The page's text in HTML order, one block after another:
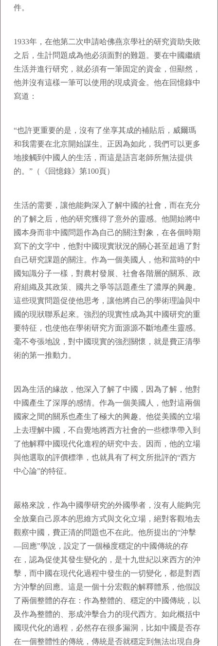
件。
1933年，在他第二次申請哈佛燕京學社的研究資助失敗
之后，生計問題成為他必須面對的難題。要在中國繼續
生活并進行研究，就必須有一筆固定的資金，但顯然，
他并沒有這樣一筆可以使用的現成資金。他在回憶錄中
寫道：
“也許更重要的是，沒有了坐享其成的補貼后，威爾瑪
和我需要在北京開始謀生。正因為如此，我們可以更多
地接觸到中國人的生活，而這是語言老師所無法提供
的。”（《回憶錄》第100頁）
生活的需要，讓他能夠深入了解中國的社會，而在充分
的了解之后，他的研究獲得了意外的靈感。他開始將中
國本身而非中國問題作為自己的關注對象，在各個時期
寫下的文字中，他對中國現實狀況的關心甚至超過了對
自己研究課題的關注。作為一個美國人，他和當時的中
國知識分子一樣，對農村發展、社會各階層的關系、政
府組織及其政策、國共之爭等話題產生了濃厚的興趣。
這些現實問題促使他思考，讓他將自己的學術理論與中
國的現狀聯系起來。強烈的現實性成為其中國研究的重
要特征，也使他在學術研究方面源源不斷地產生靈感。
毫不夸張地說，對中國現實的強烈關懷，就是費正清學
術的第一推動力。
因為生活的緣故，他深入了解了中國，因為了解，他對
中國產生了深厚的感情。作為一個美國人，他對這兩個
國家之間的關系也產生了極大的興趣。他從美國的立場
上去理解中國，不自覺地將西方社會的一些標準帶入到
了他解釋中國現代化進程的研究中去。因而，他的立場
與他選取的評價標準，也就具有了柯文所批評的“西方
中心論”的特征。
嚴格來說，作為中國學研究的外國學者，沒有人能夠完
全放棄自己原本的思維方式與文化立場，絕對客觀地去
觀察中國，費正清的問題也不在此。他所提出的“沖擊
—回應”學說，設定了一個極度穩定的中國傳統的存
在，認為促使其發生變化的，是十九世紀以來西方的沖
擊，而中國在現代化過程中發生的一切變化，都是對西
方沖擊的回應。這是一個十分宏觀的解釋體系，他假設
了兩個整體的存在：作為整體的、穩定的中國傳統，以
及作為整體的、形成沖擊合力的現代西方。如此概括中
國現代化的過程，必然存在很多漏洞，比如中國是否存
在一個整體性的傳統，傳統是否就穩定到無法出現自身